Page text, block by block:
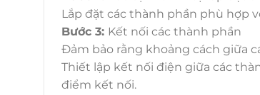
Lắp đặt các thành phần phù hợp
Bước 3: Kết nối các thành phần
Đảm bảo rằng khoảng cách giữa
Thiết lập kết nối điện giữa các
điểm kết nối.